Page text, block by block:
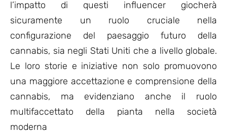
l’impatto di questi influencer giocherà
sicuramente un ruolo cruciale nella
configurazione del paesaggio futuro della
cannabis, sia negli Stati Uniti che a livello globale.
Le loro storie e iniziative non solo promuovono
una maggiore accettazione e comprensione della
cannabis, ma evidenziano anche il ruolo
multifaccettato della pianta nella società
moderna